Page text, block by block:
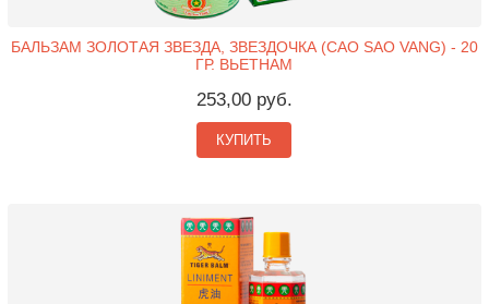
БАЛЬЗАМ ЗОЛОТАЯ ЗВЕЗДА, ЗВЕЗДОЧКА (CAO SAO VANG) - 20
ГР. ВЬЕТНАМ
253,00 руб.
КУПИТЬ